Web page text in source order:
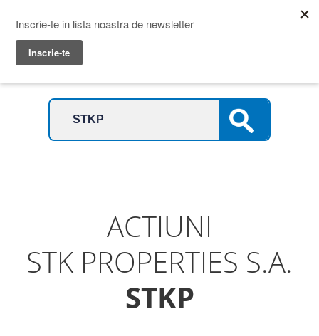
Menu
Prime Transaction
ACTIUNI
STK PROPERTIES S.A.
STKP